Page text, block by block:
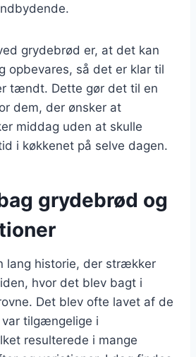
grydebrød er, at det kan
opbevares, så det er klar til
tændt. Dette gør det til en
dem, der ønsker at
middag uden at skulle
i køkkenet på selve dagen.
grydebrød og
lang historie, der strækker
hvor det blev bagt i
Det blev ofte lavet af de
tilgængelige i
resulterede i mange